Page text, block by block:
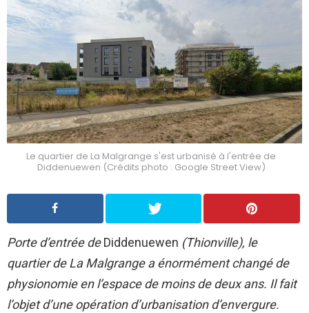
Le quartier de La Malgrange s'est urbanisé à l'entrée de
Diddenuewen (Crédits photo : Google Street View)
Porte d’entrée deDiddenuewen (Thionville), le
quartier de La Malgrange a énormément changé de
physionomie en l’espace de moins de deux ans. Il fait
l’objet d’une opération d’urbanisation d’envergure.